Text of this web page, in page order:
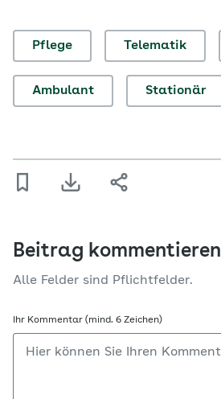
Pflege Telematik
Ambulant Stationär
Beitrag kommentieren
Alle Felder sind Pflichtfelder.
Ihr Kommentar (mind. 6 Zeichen)